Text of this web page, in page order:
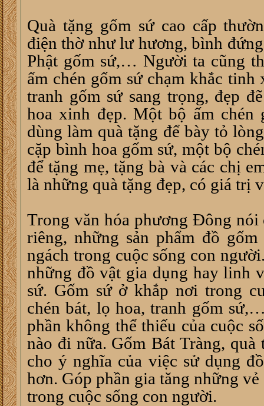
Quà tặng gốm sứ cao cấp
điện thờ như lư hương, bình
Phật gốm sứ,… Người ta cũng
ấm chén gốm sứ chạm khắc tinh
tranh gốm sứ sang trọng, đẹp
hoa xinh đẹp. Một bộ ấm chén
dùng làm quà tặng để bày tỏ
cặp bình hoa gốm sứ, một bộ
để tặng mẹ, tặng bà và các chị
là những quà tặng đẹp, có giá trị
Trong văn hóa phương Đông
riêng, những sản phẩm đồ
ngách trong cuộc sống con
những đồ vật gia dụng hay linh
sứ. Gốm sứ ở khắp nơi trong
chén bát, lọ hoa, tranh gốm
phần không thể thiếu của cuộc
nào đi nữa. Gốm Bát Tràng, quà
cho ý nghĩa của việc sử dụng
hơn. Góp phần gia tăng những
trong cuộc sống con người.